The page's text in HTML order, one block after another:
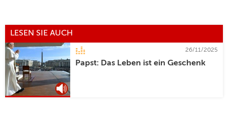
LESEN SIE AUCH
26/11/2025
Papst: Das Leben ist ein Geschenk